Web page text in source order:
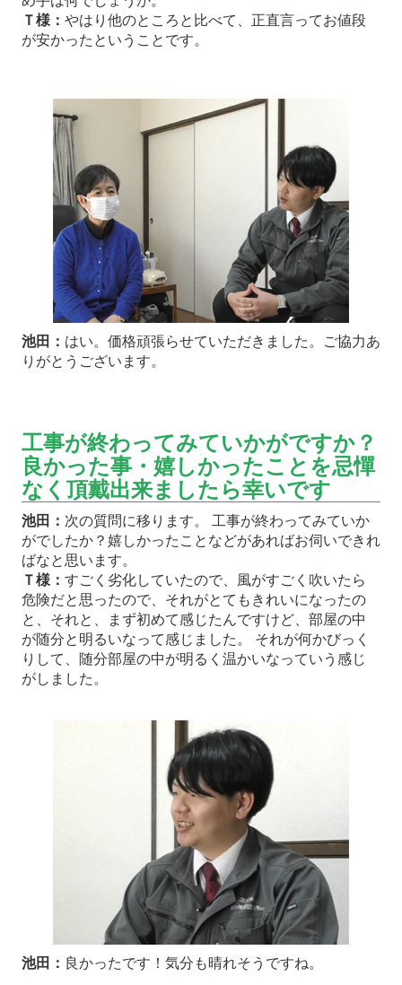
Ｔ様： やはり他のところと比べて、正直言ってお値段
が安かったということです。
池田： はい。価格頑張らせていただきました。ご協力あ
りがとうございます。
工事が終わってみていかがですか？
良かった事・嬉しかったことを忌憚
なく頂戴出来ましたら幸いです
池田： 次の質問に移ります。 工事が終わってみていか
がでしたか？嬉しかったことなどがあればお伺いできれ
ばなと思います。
Ｔ様： すごく劣化していたので、風がすごく吹いたら
危険だと思ったので、それがとてもきれいになったの
と、それと、まず初めて感じたんですけど、部屋の中
が随分と明るいなって感じました。 それが何かびっく
りして、随分部屋の中が明るく温かいなっていう感じ
がしました。
池田： 良かったです！気分も晴れそうですね。